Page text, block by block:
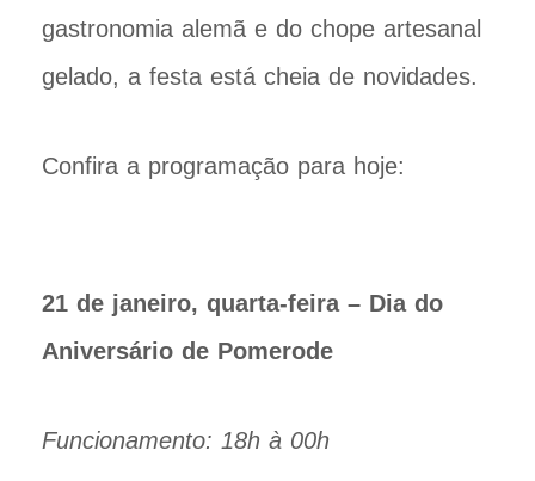
gastronomia alemã e do chope artesanal
gelado, a festa está cheia de novidades.
Confira a programação para hoje:
21 de janeiro, quarta-feira – Dia do
Aniversário de Pomerode
Funcionamento: 18h à 00h